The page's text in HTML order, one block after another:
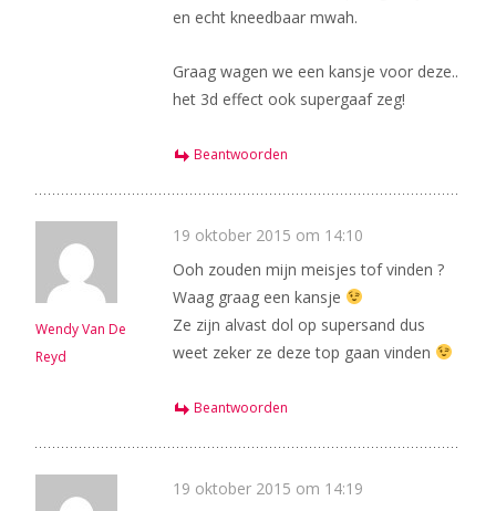
en echt kneedbaar mwah.
Graag wagen we een kansje voor deze..
het 3d effect ook supergaaf zeg!
Beantwoorden
Wendy Van De
Reyd
19 oktober 2015 om 14:10
Ooh zouden mijn meisjes tof vinden ?
Waag graag een kansje
Ze zijn alvast dol op supersand dus
weet zeker ze deze top gaan vinden
Beantwoorden
19 oktober 2015 om 14:19